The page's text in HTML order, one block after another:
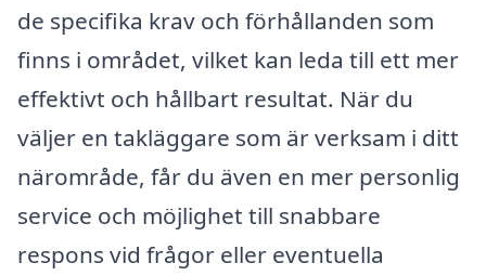
de specifika krav och förhållanden som
finns i området, vilket kan leda till ett mer
effektivt och hållbart resultat. När du
väljer en takläggare som är verksam i ditt
närområde, får du även en mer personlig
service och möjlighet till snabbare
respons vid frågor eller eventuella